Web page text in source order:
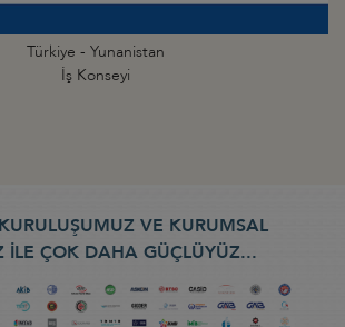
Türkiye - Yunanistan
İş Konseyi
VE KURUMSAL
İLE ÇOK DAHA GÜÇLÜYÜZ...